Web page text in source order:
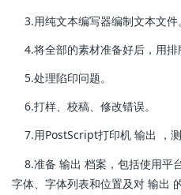
3.用纯文本编写器编制文本文件
4.将全部的素材准备好后，用排
5.处理陷印问题。
6.打样、校稿、修改错误。
7.用PostScript打印机 输出 ，
8.准备 输出 档案，包括使用平
字体、字体列表和位置及对 输出